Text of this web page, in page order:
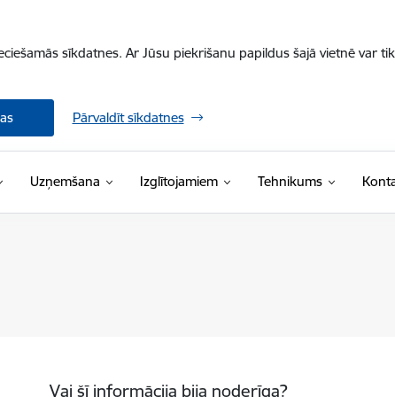
sīkdatnes. Ar Jūsu piekrišanu papildus šajā vietnē var
Pārvaldīt sīkdatnes
Uzņemšana Izglītojamiem Tehnikums
Vai šī informācija bija noderīga?